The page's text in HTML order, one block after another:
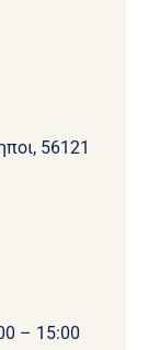
56121
– 15:00